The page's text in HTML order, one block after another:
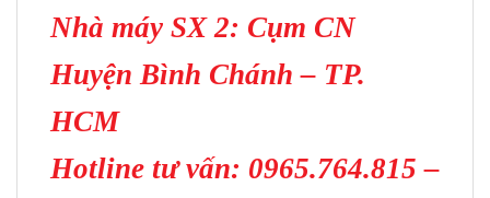
Nhà máy SX 2: Cụm CN
Huyện Bình Chánh – TP.
HCM
Hotline tư vấn: 0965.764.815 –